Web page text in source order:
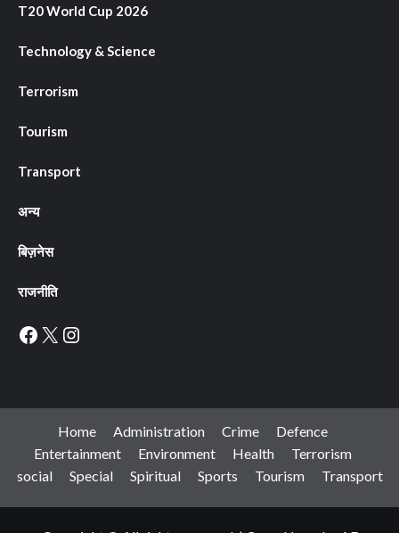
T20 World Cup 2026
Technology & Science
Terrorism
Tourism
Transport
अन्य
बिज़नेस
राजनीति
Facebook
X Instagram
Home Administration Crime
Defence
Entertainment
Environment Health
Terrorism
social
Special Spiritual Sports Tourism Transport